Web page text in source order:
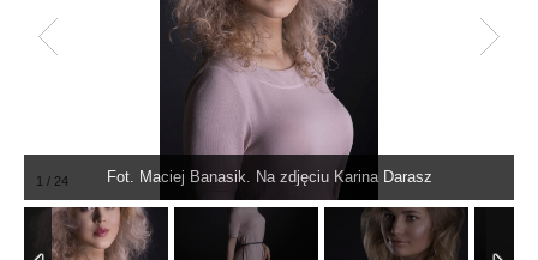
1 / 24 Fot. Maciej Banasik. Na zdjęciu Karina Darasz